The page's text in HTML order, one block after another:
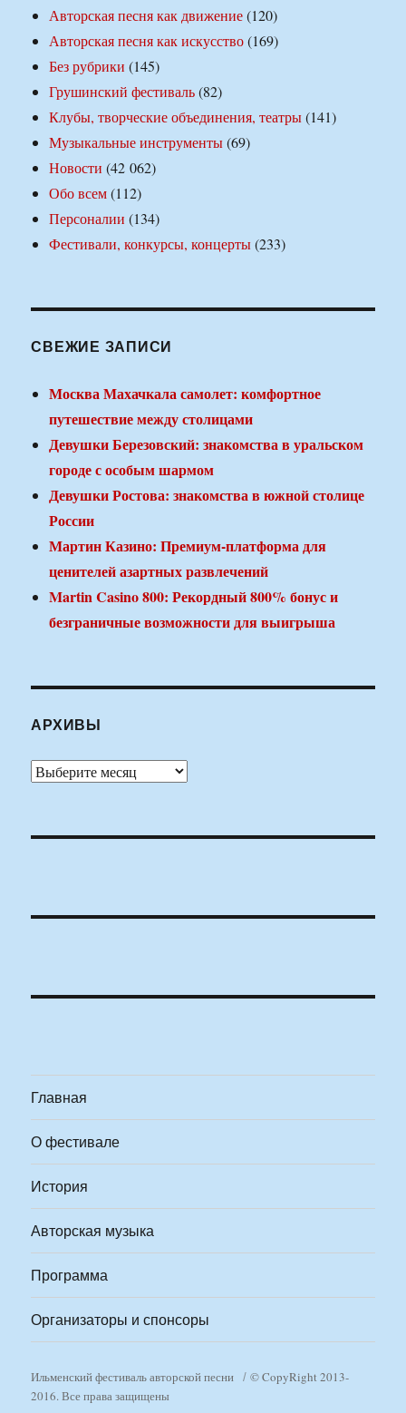
Авторская песня как движение(120)
Авторская песня как искусство(169)
Без рубрики (145)
Грушинский фестиваль(82)
Клубы, творческие объединения, театры(141)
Музыкальные инструменты(69)
Новости (42 062)
Обо всем(112)
Персоналии (134)
Фестивали, конкурсы, концерты(233)
СВЕЖИЕ ЗАПИСИ
Москва Махачкала самолет: комфортное
путешествие между столицами
Девушки Березовский: знакомства в уральском
городе с особым шармом
Девушки Ростова: знакомства в южной столице
России
Мартин Казино: Премиум-платформа для
ценителей азартных развлечений
Martin Casino 800: Рекордный 800% бонус и
безграничные возможности для выигрыша
АРХИВЫ
Архивы
Главная
О фестивале
История
Авторская музыка
Программа
Организаторы и спонсоры
Ильменский фестиваль авторской песни
© CopyRight 2013-
2016. Все права защищены